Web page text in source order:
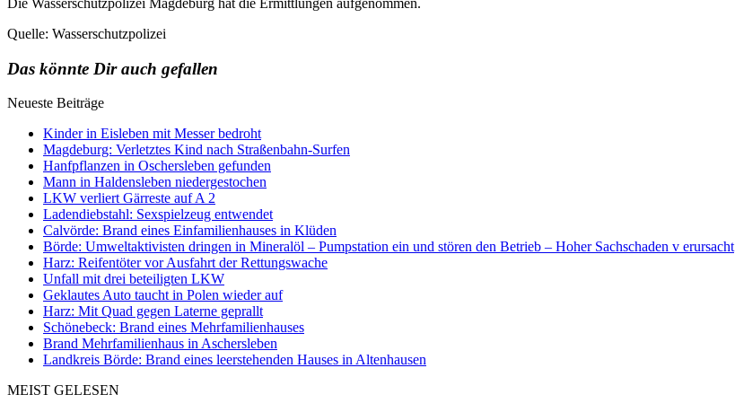
Quelle: Wasserschutzpolizei
Das könnte Dir auch gefallen
Neueste Beiträge
Kinder in Eisleben mit Messer bedroht
Magdeburg: Verletztes Kind nach Straßenbahn-Surfen
Hanfpflanzen in Oschersleben gefunden
Mann in Haldensleben niedergestochen
LKW verliert Gärreste auf A 2
Ladendiebstahl: Sexspielzeug entwendet
Calvörde: Brand eines Einfamilienhauses in Klüden
Börde: Umweltaktivisten dringen in Mineralöl – Pumpstation ein und stören den Betrieb – Hoher Sachschaden v erursacht
Harz: Reifentöter vor Ausfahrt der Rettungswache
Unfall mit drei beteiligten LKW
Geklautes Auto taucht in Polen wieder auf
Harz: Mit Quad gegen Laterne geprallt
Schönebeck: Brand eines Mehrfamilienhauses
Brand Mehrfamilienhaus in Aschersleben
Landkreis Börde: Brand eines leerstehenden Hauses in Altenhausen
MEIST GELESEN